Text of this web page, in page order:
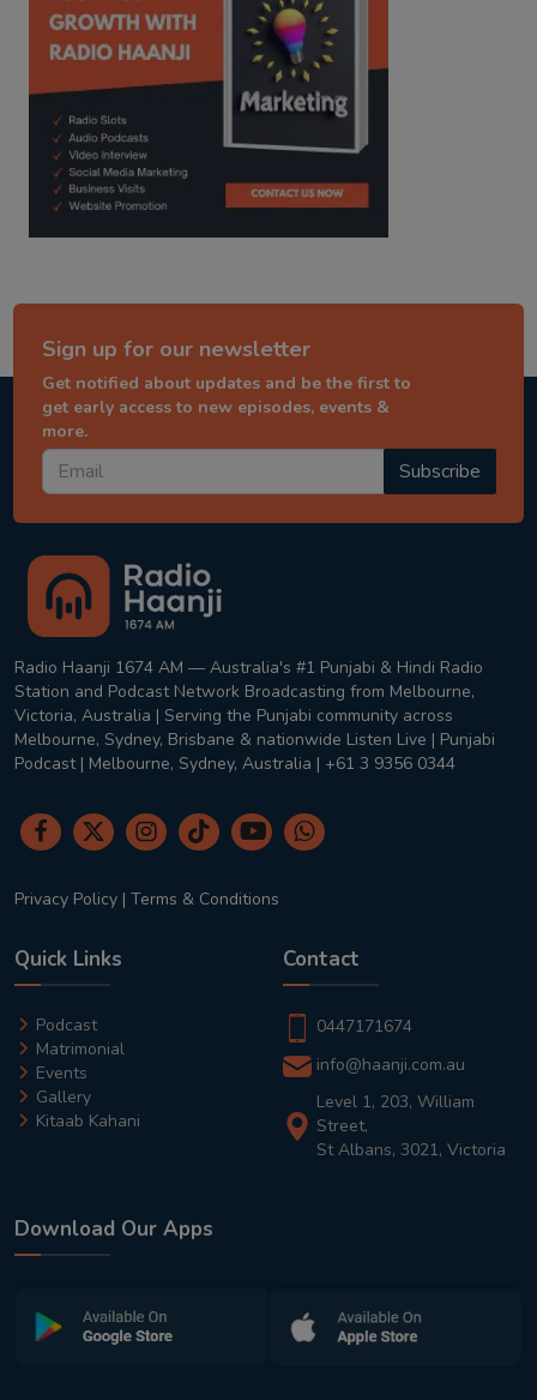
Sign up for our newsletter
Get notified about updates and be the first to
get early access to new episodes, events &
more.
Subscribe
Radio Haanji 1674 AM — Australia's #1 Punjabi & Hindi Radio
Station and Podcast Network Broadcasting from Melbourne,
Victoria, Australia | Serving the Punjabi community across
Melbourne, Sydney, Brisbane & nationwide Listen Live | Punjabi
Podcast | Melbourne, Sydney, Australia | +61 3 9356 0344
Privacy Policy | Terms & Conditions
Quick Links
Podcast
Matrimonial
Events
Gallery
Kitaab Kahani
Contact
0447171674
info@haanji.com.au
Level 1, 203, William
Street,
St Albans, 3021, Victoria
Download Our Apps